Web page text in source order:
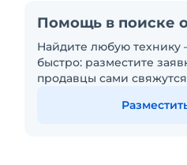
Помощь в поиске
Найдите любую технику
быстро: разместите
продавцы сами